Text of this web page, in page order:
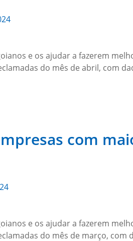
e os ajudar a fazerem
do mês de abril, com
com
e os ajudar a fazerem
do mês de março,